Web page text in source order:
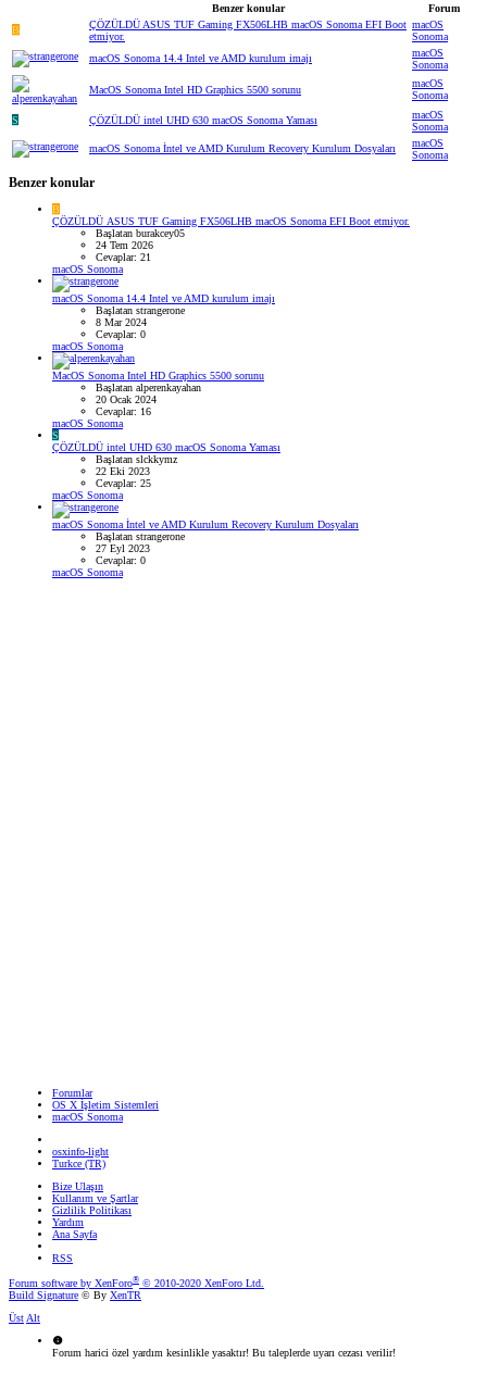
Benzer konular
Forum
B
ÇÖZÜLDÜ ASUS TUF Gaming FX506LHB macOS Sonoma EFI Boot
etmiyor.
macOS
Sonoma
macOS Sonoma 14.4 Intel ve AMD kurulum imajı
macOS
Sonoma
MacOS Sonoma Intel HD Graphics 5500 sorunu
macOS
Sonoma
S ÇÖZÜLDÜ intel UHD 630 macOS Sonoma Yaması
macOS
Sonoma
macOS Sonoma İntel ve AMD Kurulum Recovery Kurulum Dosyaları
macOS
Sonoma
Benzer konular
B
ÇÖZÜLDÜ ASUS TUF Gaming FX506LHB macOS Sonoma EFI Boot etmiyor.
Başlatan burakcey05
24 Tem 2026
Cevaplar: 21
macOS Sonoma
macOS Sonoma 14.4 Intel ve AMD kurulum imajı
Başlatan strangerone
8 Mar 2024
Cevaplar: 0
macOS Sonoma
MacOS Sonoma Intel HD Graphics 5500 sorunu
Başlatan alperenkayahan
20 Ocak 2024
Cevaplar: 16
macOS Sonoma
S
ÇÖZÜLDÜ intel UHD 630 macOS Sonoma Yaması
Başlatan slckkymz
22 Eki 2023
Cevaplar: 25
macOS Sonoma
macOS Sonoma İntel ve AMD Kurulum Recovery Kurulum Dosyaları
Başlatan strangerone
27 Eyl 2023
Cevaplar: 0
macOS Sonoma
Forumlar
OS X İşletim Sistemleri
macOS Sonoma
osxinfo-light
Turkce (TR)
Bize Ulaşın
Kullanım ve Şartlar
Gizlilik Politikası
Yardım
Ana Sayfa
RSS
Forum software by XenForo® © 2010-2020 XenForo Ltd.
Build Signature © By XenTR
ÜstAlt
Forum harici özel yardım kesinlikle yasaktır! Bu taleplerde uyarı cezası verilir!